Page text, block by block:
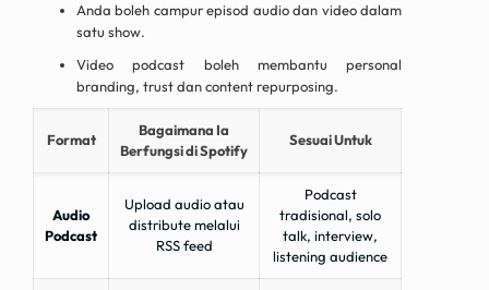
Anda boleh campur episod audio dan video dalam
satu show.
Video podcast boleh membantu personal
branding, trust dan content repurposing.
Format
Bagaimana Ia
Berfungsi di Spotify
Sesuai Untuk
Audio
Podcast
Upload audio atau
distribute melalui
RSS feed
Podcast
tradisional, solo
talk, interview,
listening audience